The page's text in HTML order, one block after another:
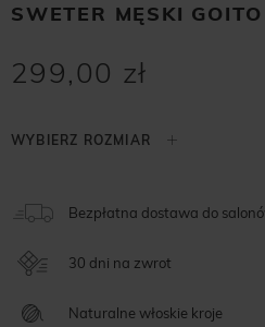
SWETER MĘSKI
299,00 zł
Bezpłatna dostawa do
30 dni na zwrot
Naturalne włoskie kroje